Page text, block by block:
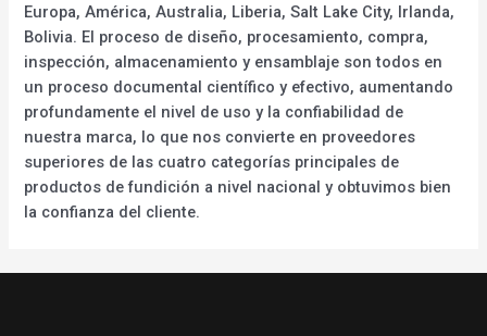
Europa, América, Australia, Liberia, Salt Lake City, Irlanda,
Bolivia. El proceso de diseño, procesamiento, compra,
inspección, almacenamiento y ensamblaje son todos en
un proceso documental científico y efectivo, aumentando
profundamente el nivel de uso y la confiabilidad de
nuestra marca, lo que nos convierte en proveedores
superiores de las cuatro categorías principales de
productos de fundición a nivel nacional y obtuvimos bien
la confianza del cliente.